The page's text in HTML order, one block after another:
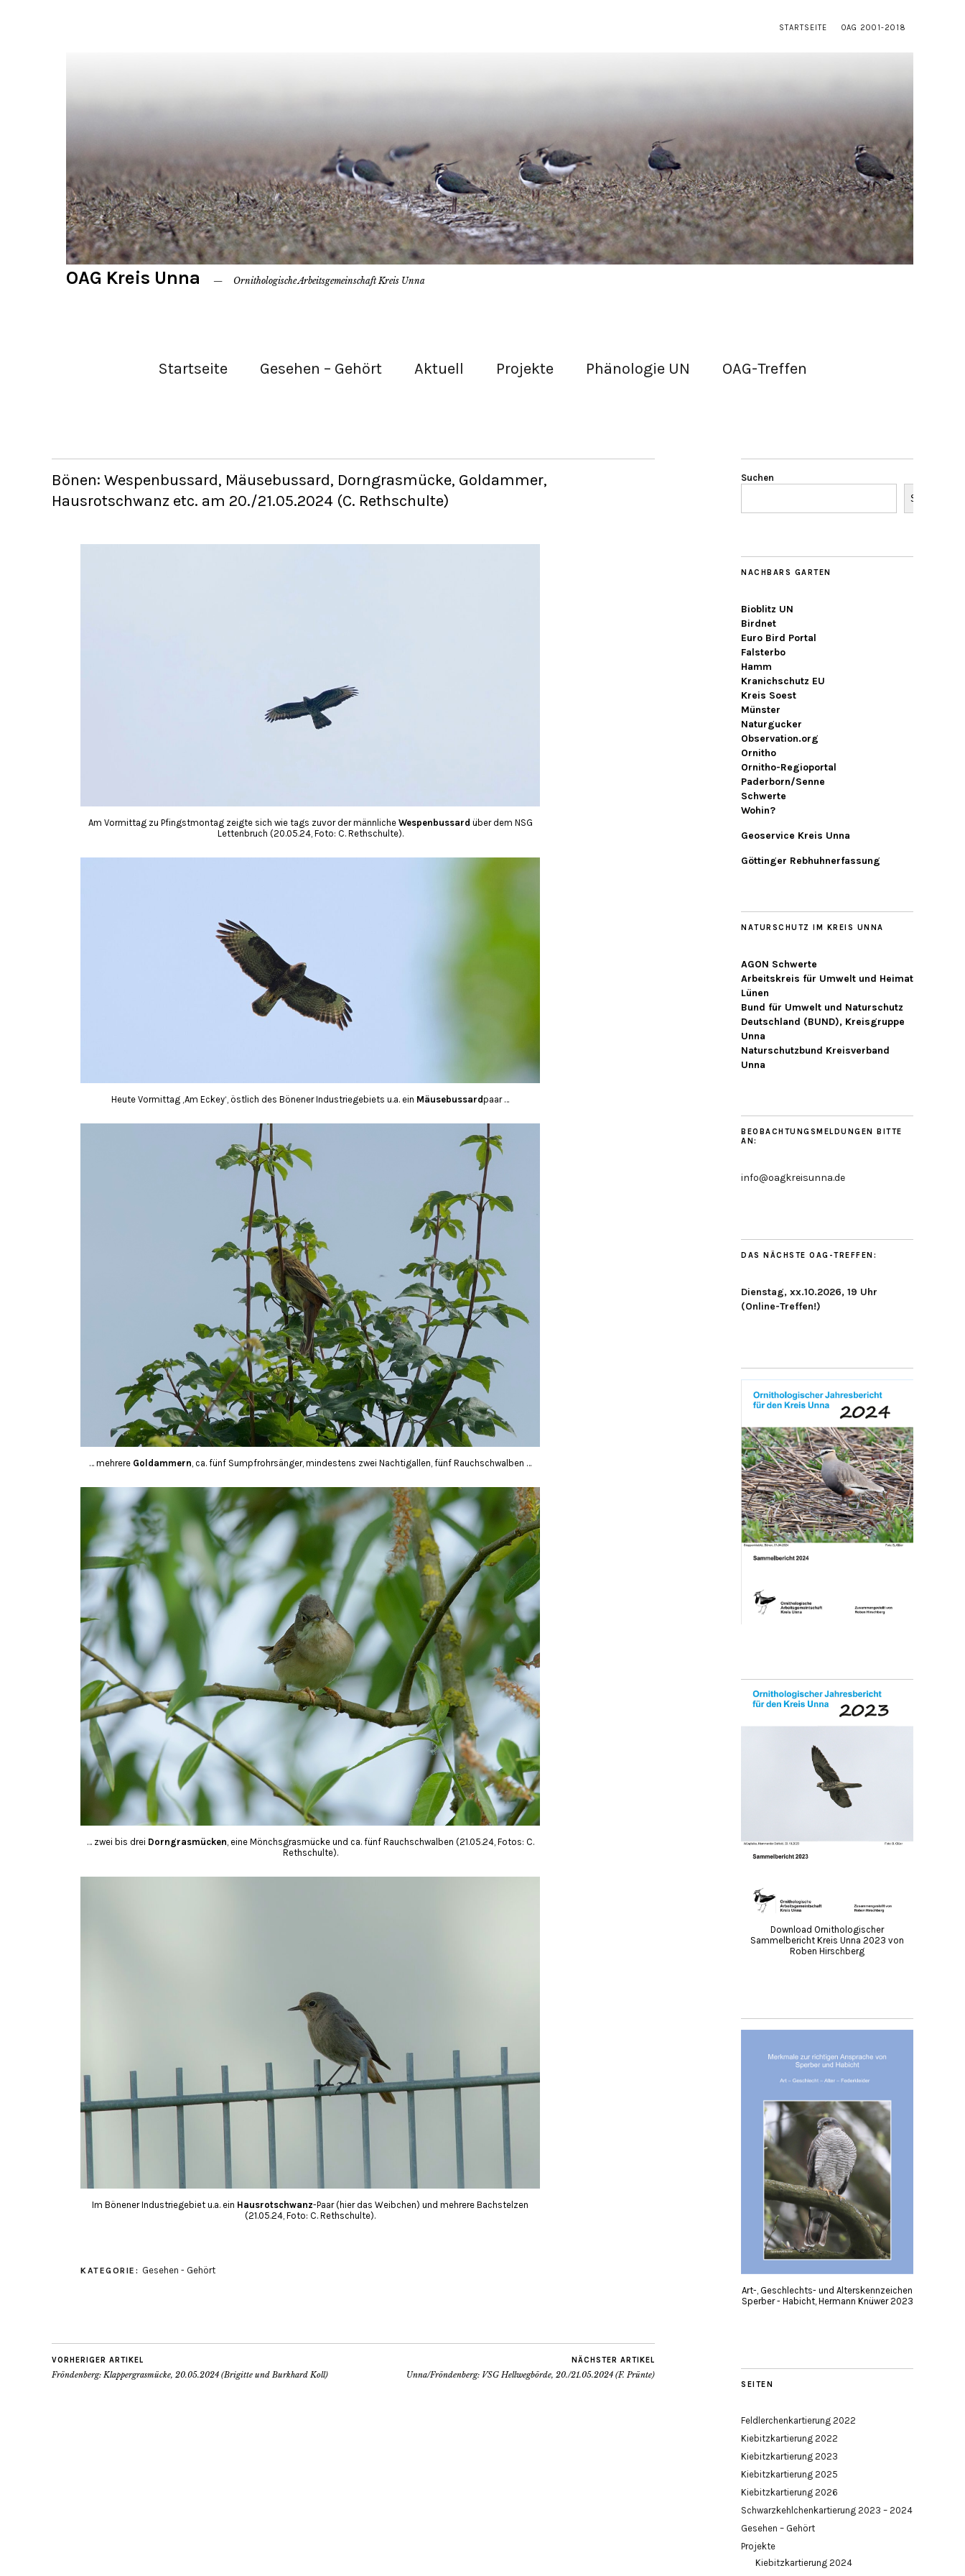
STARTSEITE OAG 2001-2018
OAG Kreis Unna Ornithologische Arbeitsgemeinschaft Kreis Unna
Startseite Gesehen – Gehört Aktuell Projekte Phänologie UN OAG-Treffen
Bönen: Wespenbussard, Mäusebussard, Dorngrasmücke, Goldammer,
Hausrotschwanz etc. am 20./21.05.2024 (C. Rethschulte)
Am Vormittag zu Pfingstmontag zeigte sich wie tags zuvor der männliche Wespenbussard über dem NSG
Lettenbruch (20.05.24, Foto: C. Rethschulte).
Heute Vormittag ‚Am Eckey‘, östlich des Bönener Industriegebiets u.a. ein Mäusebussardpaar …
… mehrere Goldammern, ca. fünf Sumpfrohrsänger, mindestens zwei Nachtigallen, fünf Rauchschwalben …
… zwei bis drei Dorngrasmücken, eine Mönchsgrasmücke und ca. fünf Rauchschwalben (21.05.24, Fotos: C.
Rethschulte).
Im Bönener Industriegebiet u.a. ein Hausrotschwanz-Paar (hier das Weibchen) und mehrere Bachstelzen
(21.05.24, Foto: C. Rethschulte).
KATEGORIE: Gesehen - Gehört
VORHERIGER ARTIKEL
Fröndenberg: Klappergrasmücke, 20.05.2024 (Brigitte und Burkhard Koll)
NÄCHSTER ARTIKEL
Unna/Fröndenberg: VSG Hellwegbörde, 20./21.05.2024 (F. Prünte)
Suchen
Suchen
NACHBARS GARTEN
Bioblitz UN
Birdnet
Euro Bird Portal
Falsterbo
Hamm
Kranichschutz EU
Kreis Soest
Münster
Naturgucker
Observation.org
Ornitho
Ornitho-Regioportal
Paderborn/Senne
Schwerte
Wohin?
Geoservice Kreis Unna
Göttinger Rebhuhnerfassung
NATURSCHUTZ IM KREIS UNNA
AGON Schwerte
Arbeitskreis für Umwelt und Heimat
Lünen
Bund für Umwelt und Naturschutz
Deutschland (BUND), Kreisgruppe
Unna
Naturschutzbund Kreisverband
Unna
BEOBACHTUNGSMELDUNGEN BITTE
AN:
info@oagkreisunna.de
DAS NÄCHSTE OAG-TREFFEN:
Dienstag, xx.10.2026, 19 Uhr
(Online-Treffen!)
Download Ornithologischer
Sammelbericht Kreis Unna 2023 von
Roben Hirschberg
Art-, Geschlechts- und Alterskennzeichen
Sperber - Habicht, Hermann Knüwer 2023
SEITEN
Feldlerchenkartierung 2022
Kiebitzkartierung 2022
Kiebitzkartierung 2023
Kiebitzkartierung 2025
Kiebitzkartierung 2026
Schwarzkehlchenkartierung 2023 – 2024
Gesehen – Gehört
Projekte
Kiebitzkartierung 2024